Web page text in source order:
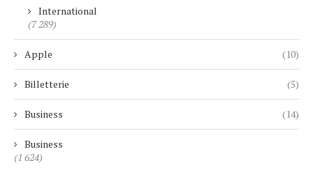
International
(7 289)
Apple (10)
Billetterie (5)
Business (14)
Business
(1 624)